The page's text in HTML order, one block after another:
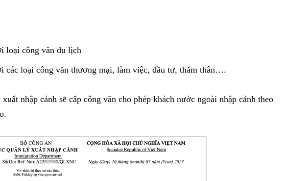
loại công văn du lịch
các loại công văn thương mại, làm việc, đầu tư, thăm thân….
nhập cảnh sẽ cấp công văn cho phép khách nước ngoài nhập cảnh theo